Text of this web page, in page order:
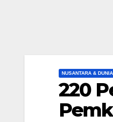
NUSANTARA & DUNIA
220